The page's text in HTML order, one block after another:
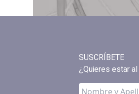
SUSCRÍBETE
¿Quieres estar